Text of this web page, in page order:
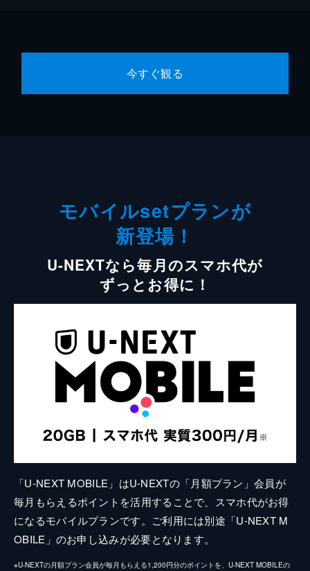
今すぐ観る
モバイルsetプランが
新登場！
U-NEXTなら毎月のスマホ代が
ずっとお得に！
「U-NEXT MOBILE」はU-NEXTの「月額プラン」会員が
毎月もらえるポイントを活用することで、スマホ代がお得
になるモバイルプランです。ご利用には別途「U-NEXT M
OBILE」のお申し込みが必要となります。
※U-NEXTの月額プラン会員が毎月もらえる1,200円分のポイントを、U-NEXT MOBILEの